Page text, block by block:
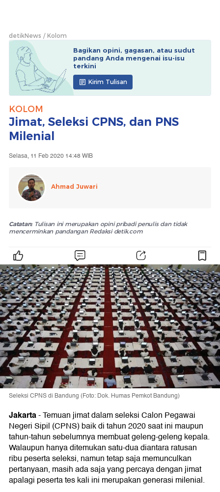
detikNews Kolom
Bagikan opini, gagasan, atau sudut
pandang Anda mengenai isu-isu
terkini
Kirim Tulisan
KOLOM
Jimat, Seleksi CPNS, dan PNS
Milenial
Selasa, 11 Feb 2020 14:48 WIB
Ahmad Juwari
Catatan:Tulisan ini merupakan opini pribadi penulis dan tidak
mencerminkan pandangan Redaksi detik.com
Seleksi CPNS di Bandung (Foto: Dok. Humas Pemkot Bandung)
Jakarta-Temuan jimat dalam seleksi Calon Pegawai
Negeri Sipil (CPNS) baik di tahun 2020 saat ini maupun
tahun-tahun sebelumnya membuat geleng-geleng kepala.
Walaupun hanya ditemukan satu-dua diantara ratusan
ribu peserta seleksi, namun tetap saja memunculkan
pertanyaan, masih ada saja yang percaya dengan jimat
apalagi peserta tes kali ini merupakan generasi milenial.